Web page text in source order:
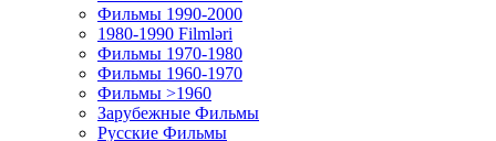
Фильмы 1990-2000
1980-1990 Filmləri
Фильмы 1970-1980
Фильмы 1960-1970
Фильмы >1960
Зарубежные Фильмы
Русские Фильмы